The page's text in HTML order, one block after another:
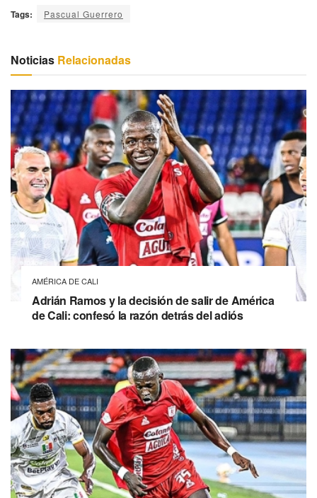
Tags: Pascual Guerrero
Noticias Relacionadas
AMÉRICA DE CALI
Adrián Ramos y la decisión de salir de América
de Cali: confesó la razón detrás del adiós